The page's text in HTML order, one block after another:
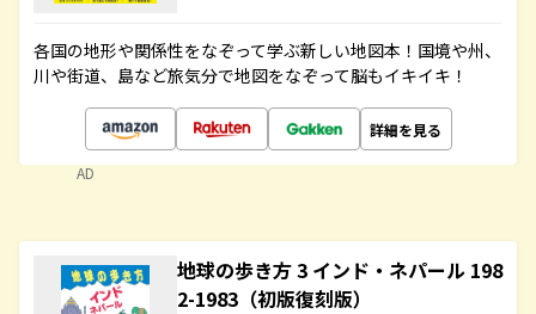
各国の地形や関係性をなぞって学ぶ新しい地図本！国境や州、
川や街道、島など旅気分で地図をなぞって脳もイキイキ！
詳細を見る
AD
地球の歩き方 3 インド・ネパール 198
2-1983（初版復刻版）